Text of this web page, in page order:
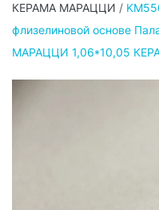
КЕРАМА МАРАЦЦИ /
флизелиновой основе
МАРАЦЦИ 1,06*10,05